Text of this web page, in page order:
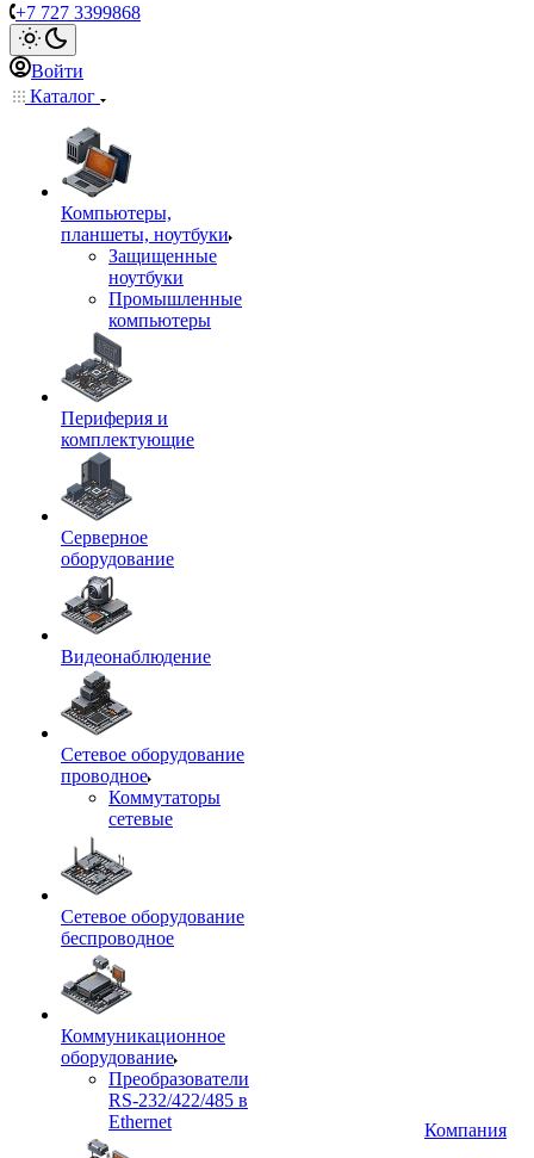
+7 727 3399868
Войти
Каталог
Компьютеры,
планшеты, ноутбуки
Защищенные
ноутбуки
Промышленные
компьютеры
Периферия и
комплектующие
Серверное
оборудование
Видеонаблюдение
Сетевое оборудование
проводное
Коммутаторы
сетевые
Сетевое оборудование
беспроводное
Коммуникационное
оборудование
Преобразователи
RS-232/422/485 в
Ethernet
Компания